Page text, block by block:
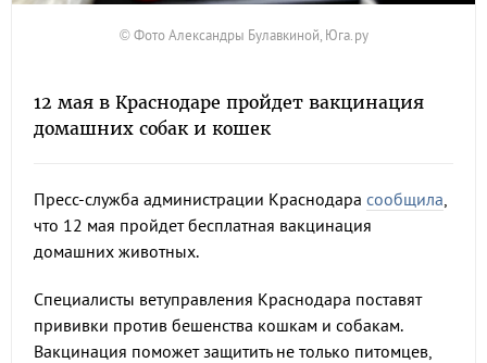
© Фото Александры Булавкиной, Юга.ру
12 мая в Краснодаре пройдет вакцинация
домашних собак и кошек
Пресс-служба администрации Краснодара сообщила,
что 12 мая пройдет бесплатная вакцинация
домашних животных.
Специалисты ветуправления Краснодара поставят
прививки против бешенства кошкам и собакам.
Вакцинация поможет защитить не только питомцев,